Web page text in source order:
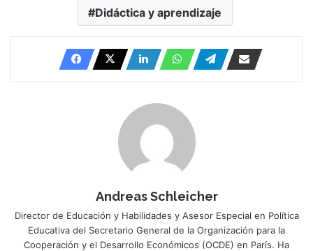
Didáctica y aprendizaje
Andreas Schleicher
Director de Educación y Habilidades y Asesor Especial en Política
Educativa del Secretario General de la Organización para la
Cooperación y el Desarrollo Económicos (OCDE) en París. Ha